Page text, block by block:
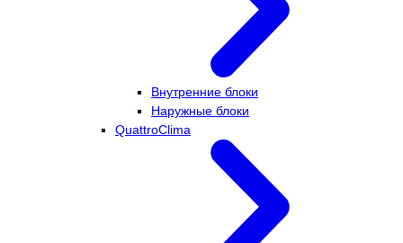
Внутренние блоки
Наружные блоки
QuattroClima